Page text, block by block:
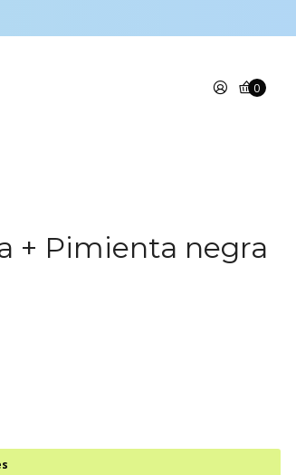
0
+ Pimienta negra